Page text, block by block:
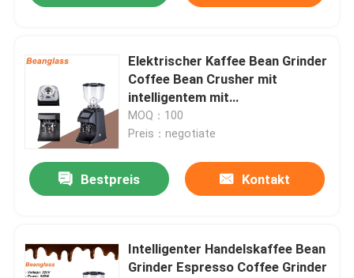
Elektrischer Kaffee Bean Grinder
Coffee Bean Crusher mit
intelligentem mit
Berührungseingabe Bildschirm
MOQ：100
Preis：negotiate
Bestpreis Kontakt
Intelligenter Handelskaffee Bean
Grinder Espresso Coffee Grinder